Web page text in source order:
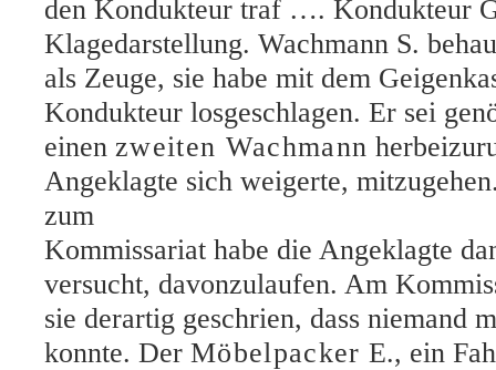
den Kondukteur traf …. Kondukteur
Klagedarstellung. Wachmann S.
als Zeuge, sie habe mit dem
Kondukteur losgeschlagen. Er sei
einen zweiten Wachmann
Angeklagte sich weigerte,
zum
Kommissariat habe die Angeklagte
versucht, davonzulaufen. Am
sie derartig geschrien, dass niemand
konnte. Der Möbelpacker E., ein